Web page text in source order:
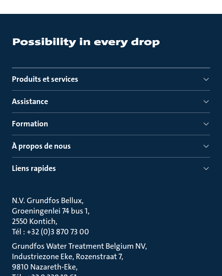
Produits et services
Assistance
Formation
À propos de nous
Liens rapides
N.V. Grundfos Bellux
Groeningenlei 74 bus 1
2550 Kontich
Tél : +32 (0)3 870 73 00
Grundfos Water Treatment Belgium NV
Industriezone Eke, Rozenstraat 7
9810 Nazareth-Eke